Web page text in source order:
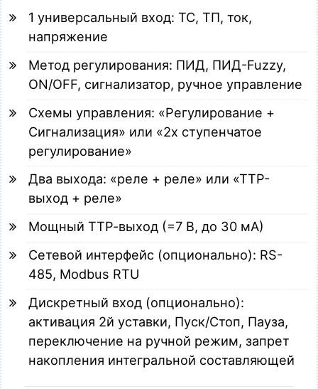
1 универсальный вход: ТС, ТП, ток,
напряжение
Метод регулирования: ПИД, ПИД-Fuzzy,
ON/OFF, сигнализатор, ручное управление
Схемы управления: «Регулирование +
Сигнализация» или «2х ступенчатое
регулирование»
Два выхода: «реле + реле» или «ТТР-
выход + реле»
Мощный ТТР-выход (=7 В, до 30 мА)
Сетевой интерфейс (опционально): RS-
485, Modbus RTU
Дискретный вход (опционально):
активация 2й уставки, Пуск/Стоп, Пауза,
переключение на ручной режим, запрет
накопления интегральной составляющей